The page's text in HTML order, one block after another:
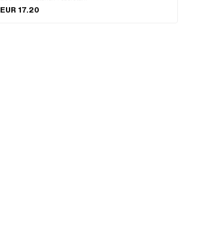
EUR 17.20